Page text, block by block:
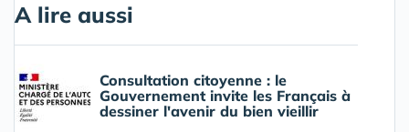
A lire aussi
Consultation citoyenne : le
Gouvernement invite les Français à
dessiner l'avenir du bien vieillir